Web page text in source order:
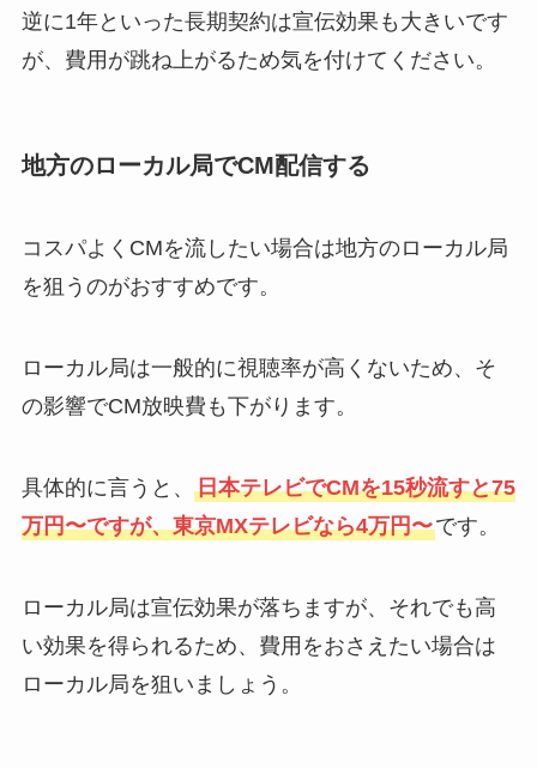
逆に1年といった長期契約は宣伝効果も大きいです
が、費用が跳ね上がるため気を付けてください。
地方のローカル局でCM配信する
コスパよくCMを流したい場合は地方のローカル局
を狙うのがおすすめです。
ローカル局は一般的に視聴率が高くないため、そ
の影響でCM放映費も下がります。
具体的に言うと、 日本テレビでCMを15秒流すと75
万円〜ですが、東京MXテレビなら4万円〜です。
ローカル局は宣伝効果が落ちますが、それでも高
い効果を得られるため、費用をおさえたい場合は
ローカル局を狙いましょう。